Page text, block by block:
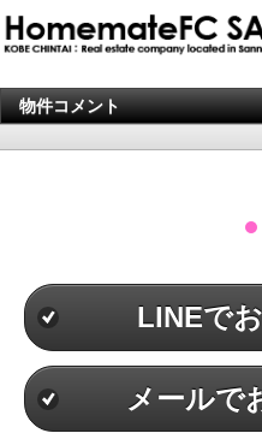
物件コメント
LINEで
メールで